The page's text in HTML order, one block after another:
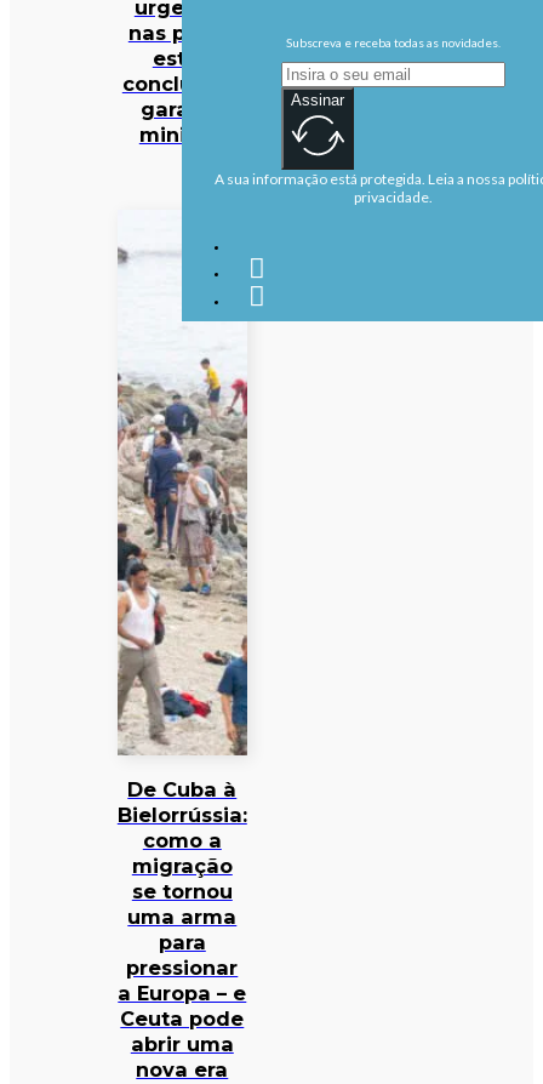
urgentes
nas praias
estão
concluídas,
garante
ministra
De Cuba à
Bielorrússia:
como a
migração
se tornou
uma arma
para
pressionar
a Europa – e
Ceuta pode
abrir uma
nova era
Subscreva e receba todas as novidades.
Assinar
A sua informação está protegida. Leia a nossa
privacidade.